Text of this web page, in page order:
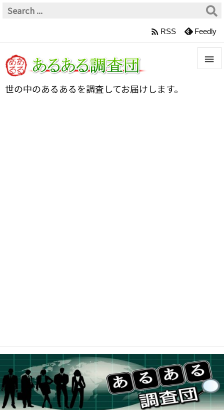
世の中のあるあるを調査してお届けします。

 RSS Feedly